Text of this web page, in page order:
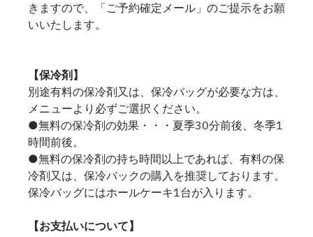
きますので、「ご予約確定メール」のご提示をお願
いいたします。
【保冷剤】
別途有料の保冷剤又は、保冷バッグが必要な方は、
メニューより必ずご選択ください。
●無料の保冷剤の効果・・・夏季30分前後、冬季1
時間前後。
●無料の保冷剤の持ち時間以上であれば、有料の保
冷剤又は、保冷バックの購入を推奨しております。
保冷バッグにはホールケーキ1台が入ります。
【お支払いについて】